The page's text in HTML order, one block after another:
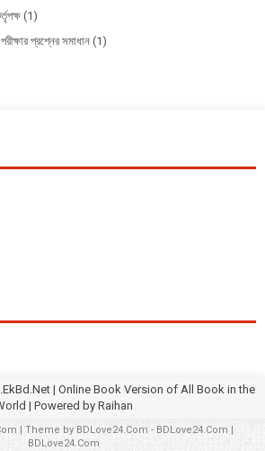
(1)
প্রশ্নের সমাধান (1)
| Online Book Version of All Book in the
| Powered by Raihan
| Theme by BDLove24.Com - BDLove24.Com |
BDLove24.Com